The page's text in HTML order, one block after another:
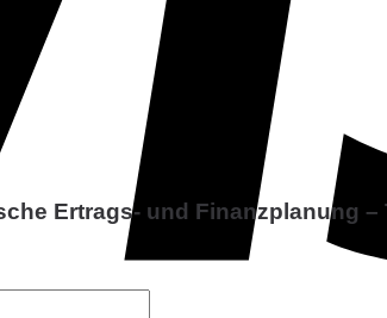
Ertrags- und Finanzplanung